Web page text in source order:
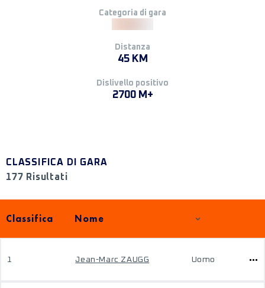
Categoria di gara
Distanza
45 KM
Dislivello positivo
2700 M+
CLASSIFICA DI GARA
177 Risultati
Classifica Nome
1 Jean-Marc ZAUGG Uomo